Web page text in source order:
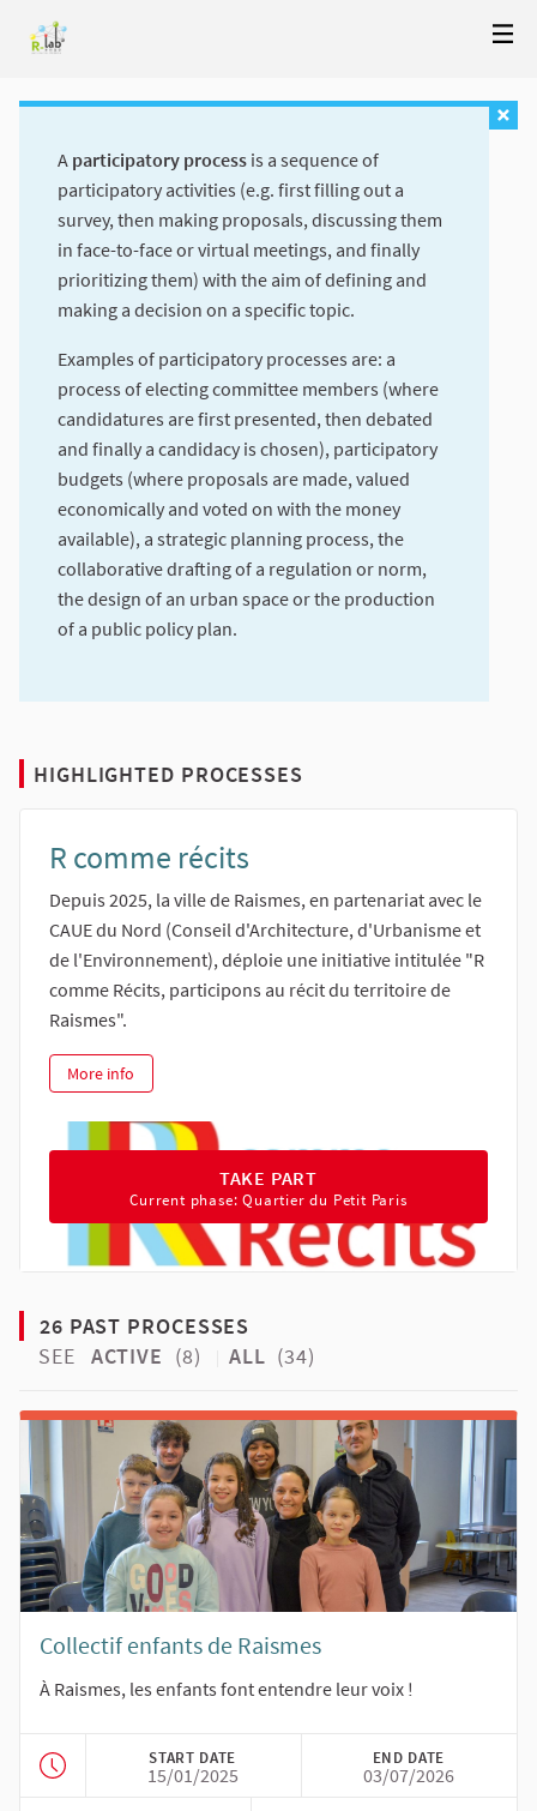
A participatory process is a sequence of
participatory activities (e.g. first filling out a
survey, then making proposals, discussing them
in face-to-face or virtual meetings, and finally
prioritizing them) with the aim of defining and
making a decision on a specific topic.
Examples of participatory processes are: a
process of electing committee members (where
candidatures are first presented, then debated
and finally a candidacy is chosen), participatory
budgets (where proposals are made, valued
economically and voted on with the money
available), a strategic planning process, the
collaborative drafting of a regulation or norm,
the design of an urban space or the production
of a public policy plan.
HIGHLIGHTED PROCESSES
R comme récits
Depuis 2025, la ville de Raismes, en partenariat avec le
CAUE du Nord (Conseil d'Architecture, d'Urbanisme et
de l'Environnement), déploie une initiative intitulée "R
comme Récits, participons au récit du territoire de
Raismes".
R comme récits
More info
TAKE PART IN PROCESS R COMME
TAKE PART
Current phase: Quartier du Petit Paris
26 PAST PROCESSES
SEE
ACTIVE (8) ALL (34)
Collectif enfants de Raismes
À Raismes, les enfants font entendre leur voix !
START DATE
15/01/2025
END DATE
03/07/2026